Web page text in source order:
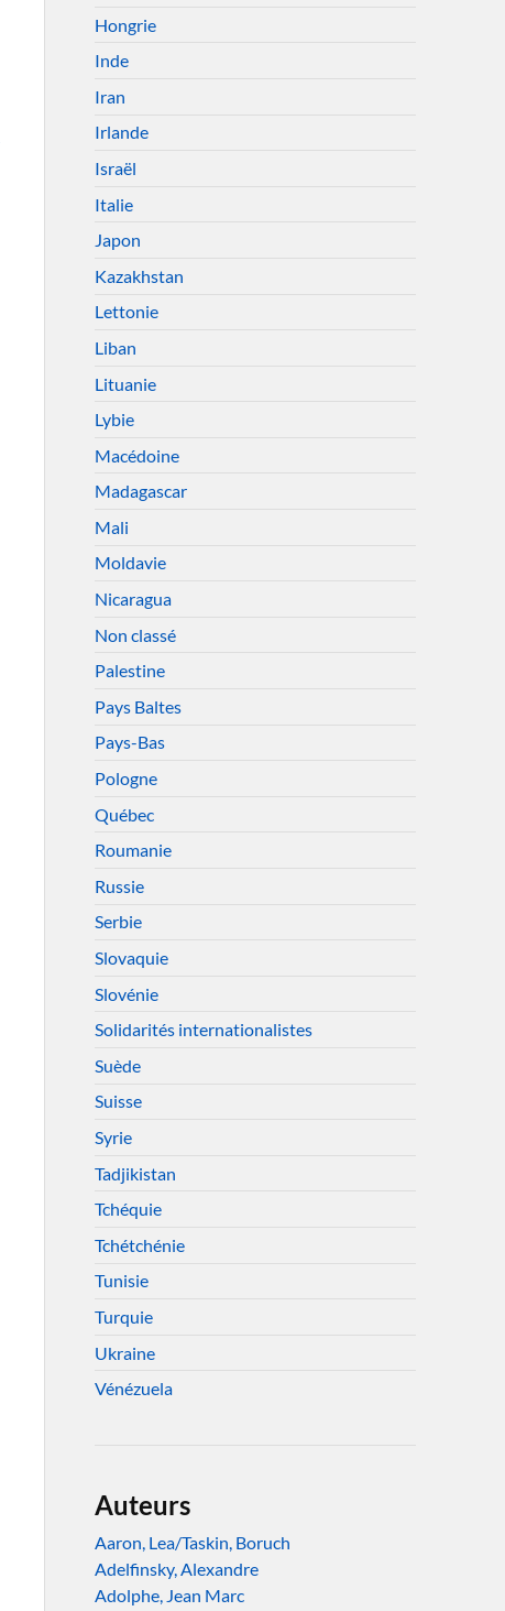
Hongrie
Inde
Iran
Irlande
Israël
Italie
Japon
Kazakhstan
Lettonie
Liban
Lituanie
Lybie
Macédoine
Madagascar
Mali
Moldavie
Nicaragua
Non classé
Palestine
Pays Baltes
Pays-Bas
Pologne
Québec
Roumanie
Russie
Serbie
Slovaquie
Slovénie
Solidarités internationalistes
Suède
Suisse
Syrie
Tadjikistan
Tchéquie
Tchétchénie
Tunisie
Turquie
Ukraine
Vénézuela
Auteurs
Aaron, Lea/Taskin, Boruch
Adelfinsky, Alexandre
Adolphe, Jean Marc